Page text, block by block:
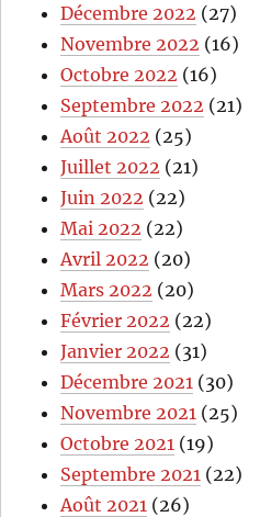
Décembre 2022 (27)
Novembre 2022 (16)
Octobre 2022 (16)
Septembre 2022 (21)
Août 2022 (25)
Juillet 2022 (21)
Juin 2022 (22)
Mai 2022 (22)
Avril 2022 (20)
Mars 2022 (20)
Février 2022 (22)
Janvier 2022 (31)
Décembre 2021 (30)
Novembre 2021 (25)
Octobre 2021 (19)
Septembre 2021 (22)
Août 2021 (26)